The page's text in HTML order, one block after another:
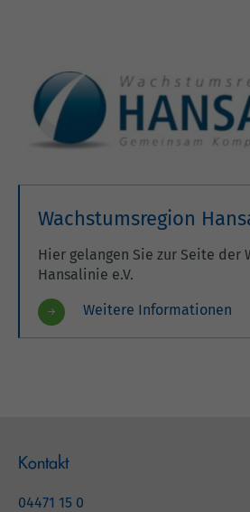
Wachstumsregion
Hier gelangen Sie zur Seite der
Hansalinie e.V.
Weitere Informationen
Kontakt
04471 15 0